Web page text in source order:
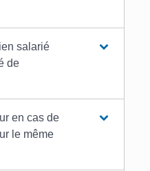
salarié
de
en cas de
le même